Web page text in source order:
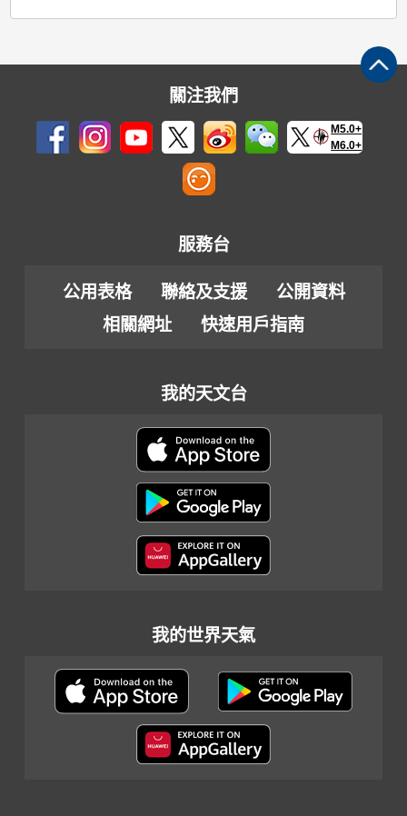
關注我們
M5.0+
M6.0+
服務台
公用表格 聯絡及支援
公開資料
相關網址
快速用戶指南
我的天文台
我的世界天氣